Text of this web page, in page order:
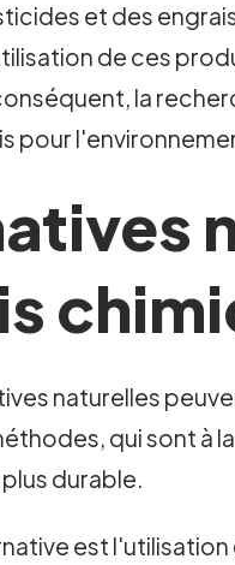
et des
de ces
la
pour
naturelles
qui sont à
durable.
est